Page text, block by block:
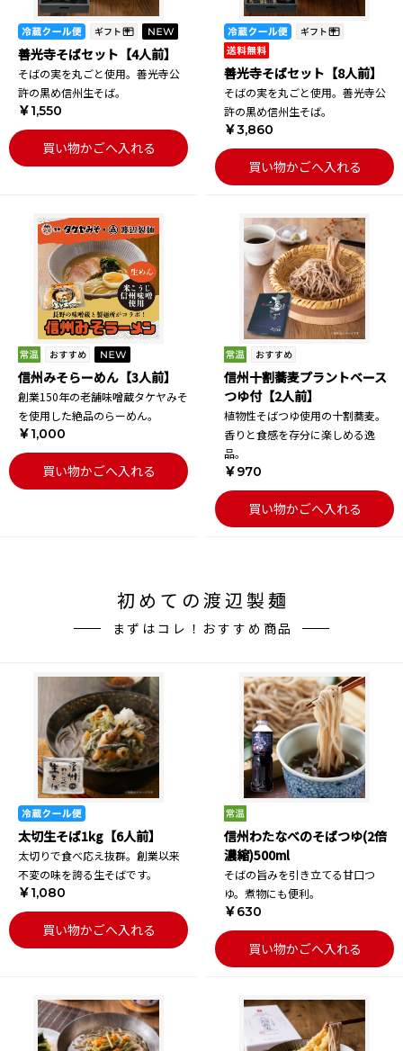
善光寺そばセット【4人前】
そばの実を丸ごと使用。善光寺公
許の黒め信州生そば。
￥1,550
買い物かごへ入れる
善光寺そばセット【8人前】
そばの実を丸ごと使用。善光寺公
許の黒め信州生そば。
￥3,860
買い物かごへ入れる
信州みそらーめん【3人前】
創業150年の老舗味噌蔵タケヤみそ
を使用した絶品のらーめん。
￥1,000
買い物かごへ入れる
信州十割蕎麦プラントベース
つゆ付【2人前】
植物性そばつゆ使用の十割蕎麦。
香りと食感を存分に楽しめる逸
品。
￥970
買い物かごへ入れる
初めての渡辺製麺
まずはコレ！おすすめ商品
太切生そば1kg【6人前】
太切りで食べ応え抜群。創業以来
不変の味を誇る生そばです。
￥1,080
買い物かごへ入れる
信州わたなべのそばつゆ(2倍
濃縮)500ml
そばの旨みを引き立てる甘口つ
ゆ。煮物にも便利。
￥630
買い物かごへ入れる